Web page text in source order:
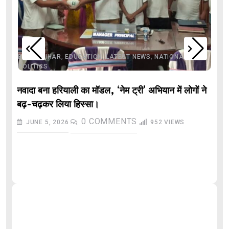
BIHAR,BIHAR, EDUCATION ,LATEST NEWS,NATIONAL
POLITICS
नवादा बना हरियाली का मॉडल, ‘नेम ट्री’ अभियान में लोगों ने
बढ़-चढ़कर लिया हिस्सा।
JUNE 5, 2026 0 COMMENTS 952 VIEWS